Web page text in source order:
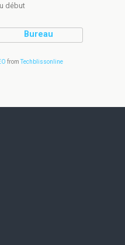
début
Bureau
fromTechblissonline